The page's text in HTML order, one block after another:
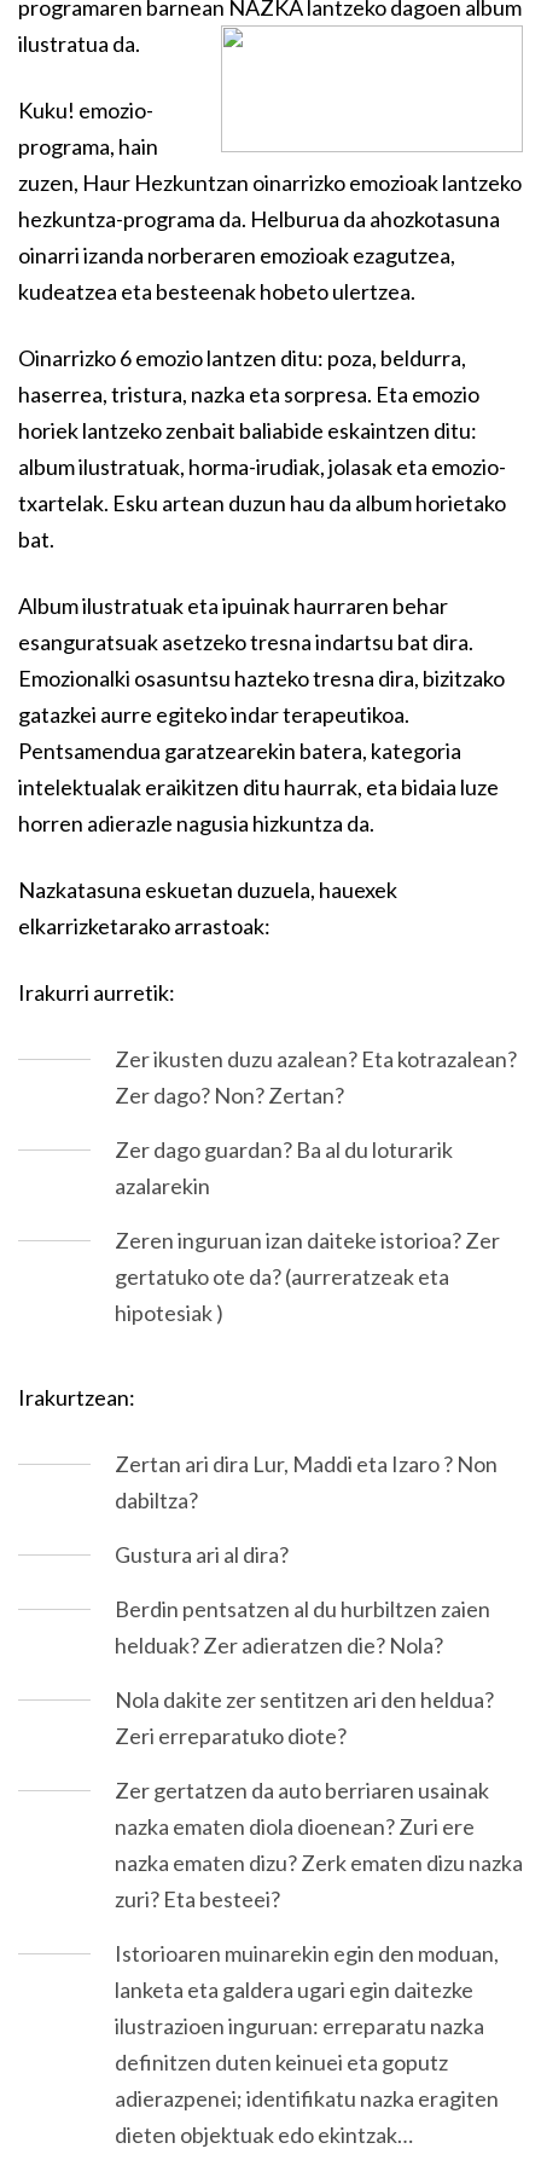
programaren barnean NAZKA lantzeko dagoen album
ilustratua da.
Kuku! emozio-
programa, hain
zuzen, Haur Hezkuntzan oinarrizko emozioak lantzeko
hezkuntza-programa da. Helburua da ahozkotasuna
oinarri izanda norberaren emozioak ezagutzea,
kudeatzea eta besteenak hobeto ulertzea.
Oinarrizko 6 emozio lantzen ditu: poza, beldurra,
haserrea, tristura, nazka eta sorpresa. Eta emozio
horiek lantzeko zenbait baliabide eskaintzen ditu:
album ilustratuak, horma-irudiak, jolasak eta emozio-
txartelak. Esku artean duzun hau da album horietako
bat.
Album ilustratuak eta ipuinak haurraren behar
esanguratsuak asetzeko tresna indartsu bat dira.
Emozionalki osasuntsu hazteko tresna dira, bizitzako
gatazkei aurre egiteko indar terapeutikoa.
Pentsamendua garatzearekin batera, kategoria
intelektualak eraikitzen ditu haurrak, eta bidaia luze
horren adierazle nagusia hizkuntza da.
Nazkatasuna eskuetan duzuela, hauexek
elkarrizketarako arrastoak:
Irakurri aurretik:
Zer ikusten duzu azalean? Eta kotrazalean?
Zer dago? Non? Zertan?
Zer dago guardan? Ba al du loturarik
azalarekin
Zeren inguruan izan daiteke istorioa? Zer
gertatuko ote da? (aurreratzeak eta
hipotesiak )
Irakurtzean:
Zertan ari dira Lur, Maddi eta Izaro ? Non
dabiltza?
Gustura ari al dira?
Berdin pentsatzen al du hurbiltzen zaien
helduak? Zer adieratzen die? Nola?
Nola dakite zer sentitzen ari den heldua?
Zeri erreparatuko diote?
Zer gertatzen da auto berriaren usainak
nazka ematen diola dioenean? Zuri ere
nazka ematen dizu? Zerk ematen dizu nazka
zuri? Eta besteei?
Istorioaren muinarekin egin den moduan,
lanketa eta galdera ugari egin daitezke
ilustrazioen inguruan: erreparatu nazka
definitzen duten keinuei eta goputz
adierazpenei; identifikatu nazka eragiten
dieten objektuak edo ekintzak…